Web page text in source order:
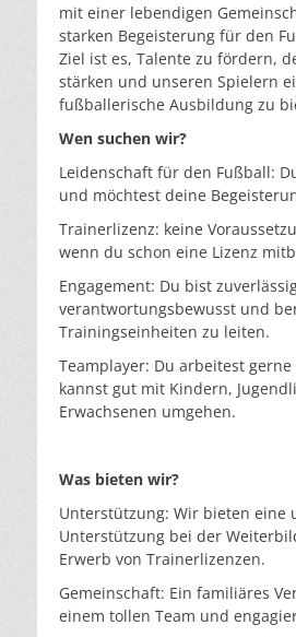
mit einer lebendigen
starken Begeisterung für den
Ziel ist es, Talente zu fördern,
stärken und unseren Spielern
fußballerische Ausbildung zu
Wen suchen wir?
Leidenschaft für den Fußball:
und möchtest deine
Trainerlizenz: keine
wenn du schon eine Lizenz
Engagement: Du bist
verantwortungsbewusst und
Trainingseinheiten zu leiten.
Teamplayer: Du arbeitest
kannst gut mit Kindern,
Erwachsenen umgehen.
Was bieten wir?
Unterstützung: Wir bieten eine
Unterstützung bei der
Erwerb von Trainerlizenzen.
Gemeinschaft: Ein familiäres
einem tollen Team und